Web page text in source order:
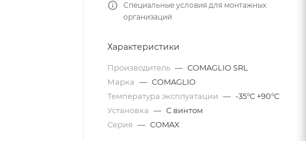
Специальные условия для монтажных
организаций
Характеристики
Производитель — COMAGLIO SRL
Марка — COMAGLIO
Температура эксплуатации — -35°С +90°С
Установка — С винтом
Серия — COMAX